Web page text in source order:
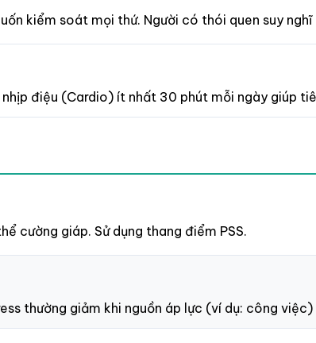
kiểm soát mọi thứ. Người có thói quen suy
điệu (Cardio) ít nhất 30 phút mỗi ngày giúp
cường giáp. Sử dụng thang điểm PSS.
thường giảm khi nguồn áp lực (ví dụ: công